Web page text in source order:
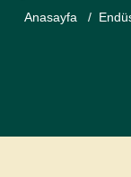
Anasayfa /